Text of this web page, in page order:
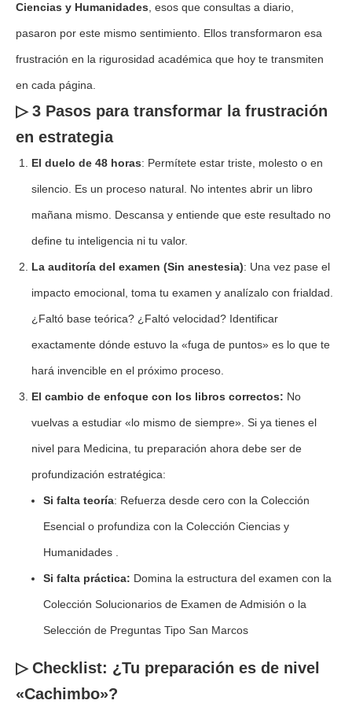
Ciencias y Humanidades, esos que consultas a diario,
pasaron por este mismo sentimiento. Ellos transformaron esa
frustración en la rigurosidad académica que hoy te transmiten
en cada página.
▷ 3 Pasos para transformar la frustración
en estrategia
El duelo de 48 horas: Permítete estar triste, molesto o en
silencio. Es un proceso natural. No intentes abrir un libro
mañana mismo. Descansa y entiende que este resultado no
define tu inteligencia ni tu valor.
La auditoría del examen (Sin anestesia): Una vez pase el
impacto emocional, toma tu examen y analízalo con frialdad.
¿Faltó base teórica? ¿Faltó velocidad? Identificar
exactamente dónde estuvo la «fuga de puntos» es lo que te
hará invencible en el próximo proceso.
El cambio de enfoque con los libros correctos: No
vuelvas a estudiar «lo mismo de siempre». Si ya tienes el
nivel para Medicina, tu preparación ahora debe ser de
profundización estratégica:
Si falta teoría: Refuerza desde cero con la Colección
Esencial o profundiza con la Colección Ciencias y
Humanidades .
Si falta práctica: Domina la estructura del examen con la
Colección Solucionarios de Examen de Admisión o la
Selección de Preguntas Tipo San Marcos
▷ Checklist: ¿Tu preparación es de nivel
«Cachimbo»?